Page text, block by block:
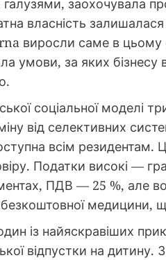
заохочувала
власність
виросли саме в
умови, за яких бізнесу
соціальної моделі
від селективних
всім резидентам.
Податки високі —
ПДВ — 25 %, але
медицини,
із найяскравіших
відпустки на